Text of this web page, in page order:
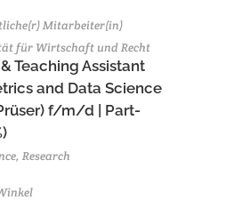
Mitarbeiter(in)
für Wirtschaft und Recht
Teaching Assistant
and Data Science
f/m/d | Part-
Research